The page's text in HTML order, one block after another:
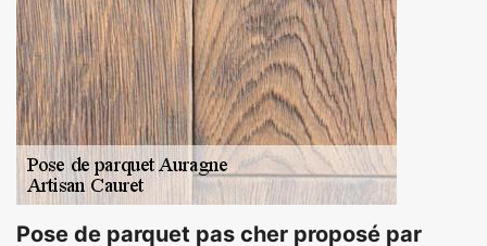
Pose de parquet pas cher proposé par